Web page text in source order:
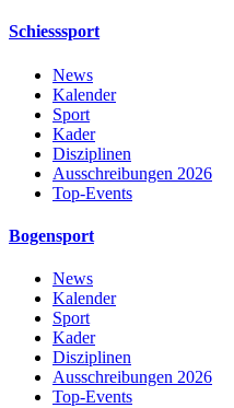
Schiesssport
News
Kalender
Sport
Kader
Disziplinen
Ausschreibungen 2026
Top-Events
Bogensport
News
Kalender
Sport
Kader
Disziplinen
Ausschreibungen 2026
Top-Events